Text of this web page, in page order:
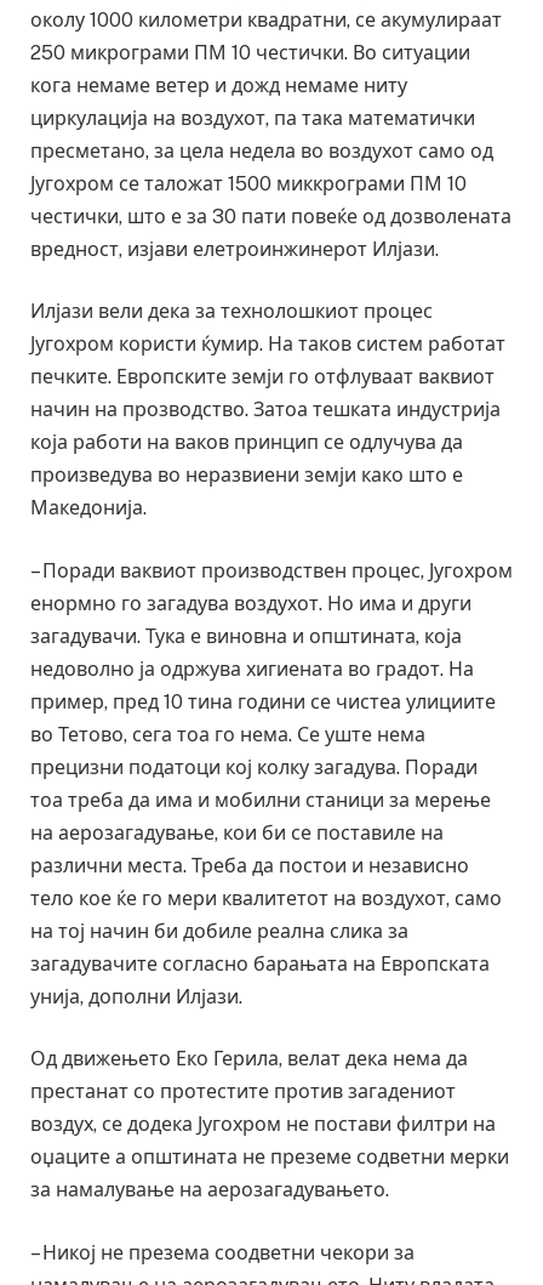
околу 1000 километри квадратни, се акумулираат
250 микрограми ПМ 10 честички. Во ситуации
кога немаме ветер и дожд немаме ниту
циркулација на воздухот, па така математички
пресметано, за цела недела во воздухот само од
Југохром се таложат 1500 миккрограми ПМ 10
честички, што е за 30 пати повеќе од дозволената
вредност, изјави елетроинжинерот Илјази.
Илјази вели дека за технолошкиот процес
Југохром користи ќумир. На таков систем работат
печките. Европските земји го отфлуваат ваквиот
начин на прозводство. Затоа тешката индустрија
која работи на ваков принцип се одлучува да
произведува во неразвиени земји како што е
Македонија.
– Поради ваквиот производствен процес, Југохром
енормно го загадува воздухот. Но има и други
загадувачи. Тука е виновна и општината, која
недоволно ја одржува хигиената во градот. На
пример, пред 10 тина години се чистеа улициите
во Тетово, сега тоа го нема. Се уште нема
прецизни податоци кој колку загадува. Поради
тоа треба да има и мобилни станици за мерење
на аерозагадување, кои би се поставиле на
различни места. Треба да постои и независно
тело кое ќе го мери квалитетот на воздухот, само
на тој начин би добиле реална слика за
загадувачите согласно барањата на Европската
унија, дополни Илјази.
Од движењето Еко Герила, велат дека нема да
престанат со протестите против загадениот
воздух, се додека Југохром не постави филтри на
оџаците а општината не преземе содветни мерки
за намалување на аерозагадувањето.
– Никој не презема соодветни чекори за